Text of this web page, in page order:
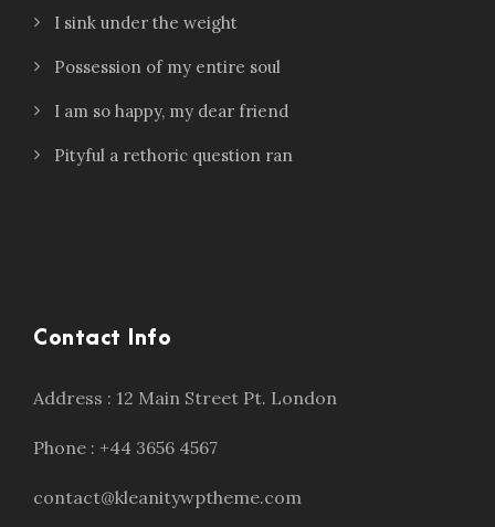
I sink under the weight
Possession of my entire soul
I am so happy, my dear friend
Pityful a rethoric question ran
Contact Info
Address : 12 Main Street Pt. London
Phone : +44 3656 4567
contact@kleanitywptheme.com